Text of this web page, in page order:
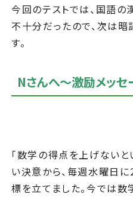
今回のテストでは、国語
不十分だったので、次は
す。
Nさんへ～激励メッセ
「数学の得点を上げない
い決意から、毎週水曜日
標を立てました。今では